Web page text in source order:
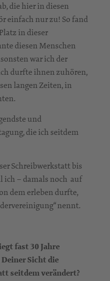
die hier in diesen
einfach nur zu! So fand
in dieser
diesen Menschen
war ich der
durfte ihnen zuhören,
langen Zeiten, in
und
die ich seitdem
Schreibwerkstatt bis
ich – damals noch auf
dem erleben durfte,
nennt.
fast 30 Jahre
Sicht die
seitdem verändert?